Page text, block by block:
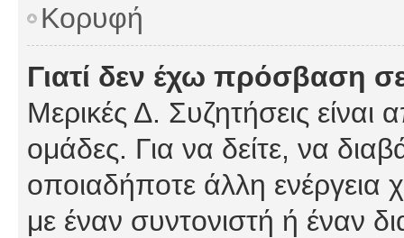
Κορυφή
Γιατί δεν έχω πρόσβαση
Μερικές Δ. Συζητήσεις είναι
ομάδες. Για να δείτε, να
οποιαδήποτε άλλη ενέργεια
με έναν συντονιστή ή έναν